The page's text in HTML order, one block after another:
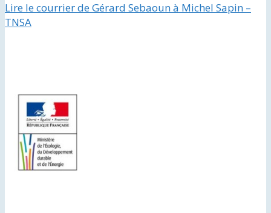
Lire le courrier de Gérard Sebaoun à Michel Sapin –
TNSA